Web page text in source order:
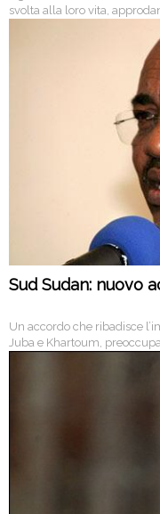
svolta alla loro vita,
mozambicani e
Sud Sudan: nuovo
Un accordo che ribadisce
Juba e Khartoum,
siccità, scontri clanici,